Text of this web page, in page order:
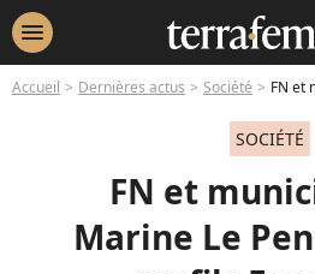
menu
Accueil Dernières actus Société FN et
SOCIÉTÉ
FN et
Marine Le